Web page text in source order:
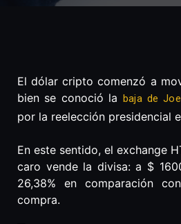
El dólar cripto comenzó a
bien se conoció la baja de
por la reelección presidencial
En este sentido, el exchange
caro vende la divisa: a $
26,38% en comparación
compra.